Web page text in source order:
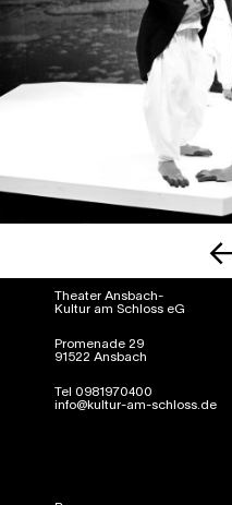
Theater Ansbach-
Kultur am Schloss eG
Promenade 29
91522 Ansbach
Tel 0981970400
info@kultur-am-schloss.de